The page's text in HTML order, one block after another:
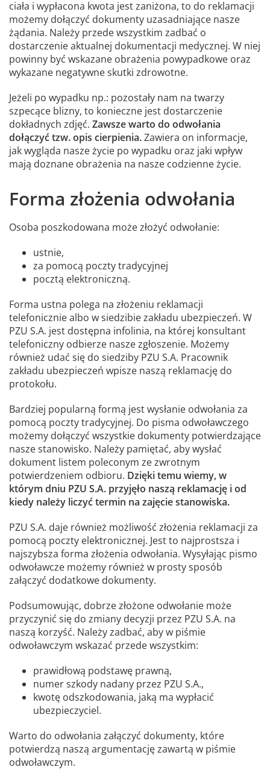
ciała i wypłacona kwota jest zaniżona, to do reklamacji
możemy dołączyć dokumenty uzasadniające nasze
żądania. Należy przede wszystkim zadbać o
dostarczenie aktualnej dokumentacji medycznej. W niej
powinny być wskazane obrażenia powypadkowe oraz
wykazane negatywne skutki zdrowotne.
Jeżeli po wypadku np.: pozostały nam na twarzy
szpecące blizny, to konieczne jest dostarczenie
dokładnych zdjęć. Zawsze warto do odwołania
dołączyć tzw. opis cierpienia.Zawiera on informacje,
jak wygląda nasze życie po wypadku oraz jaki wpływ
mają doznane obrażenia na nasze codzienne życie.
Forma złożenia odwołania
Osoba poszkodowana może złożyć odwołanie:
ustnie,
za pomocą poczty tradycyjnej
pocztą elektroniczną.
Forma ustna polega na złożeniu reklamacji
telefonicznie albo w siedzibie zakładu ubezpieczeń. W
PZU S.A. jest dostępna infolinia, na której konsultant
telefoniczny odbierze nasze zgłoszenie. Możemy
również udać się do siedziby PZU S.A. Pracownik
zakładu ubezpieczeń wpisze naszą reklamację do
protokołu.
Bardziej popularną formą jest wysłanie odwołania za
pomocą poczty tradycyjnej. Do pisma odwoławczego
możemy dołączyć wszystkie dokumenty potwierdzające
nasze stanowisko. Należy pamiętać, aby wysłać
dokument listem poleconym ze zwrotnym
potwierdzeniem odbioru. Dzięki temu wiemy, w
którym dniu PZU S.A. przyjęło naszą reklamację i od
kiedy należy liczyć termin na zajęcie stanowiska.
PZU S.A. daje również możliwość złożenia reklamacji za
pomocą poczty elektronicznej. Jest to najprostsza i
najszybsza forma złożenia odwołania. Wysyłając pismo
odwoławcze możemy również w prosty sposób
załączyć dodatkowe dokumenty.
Podsumowując, dobrze złożone odwołanie może
przyczynić się do zmiany decyzji przez PZU S.A. na
naszą korzyść. Należy zadbać, aby w piśmie
odwoławczym wskazać przede wszystkim:
prawidłową podstawę prawną,
numer szkody nadany przez PZU S.A.,
kwotę odszkodowania, jaką ma wypłacić
ubezpieczyciel.
Warto do odwołania załączyć dokumenty, które
potwierdzą naszą argumentację zawartą w piśmie
odwoławczym.